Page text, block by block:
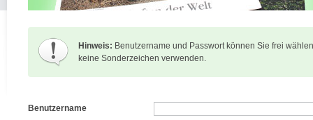
Hinweis: Benutzername und Passwort können Sie frei
keine Sonderzeichen verwenden.
Benutzername